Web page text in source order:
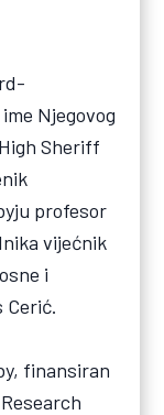
Njegovog
Sheriff
profesor
vijećnik
i
Cerić.
finansiran